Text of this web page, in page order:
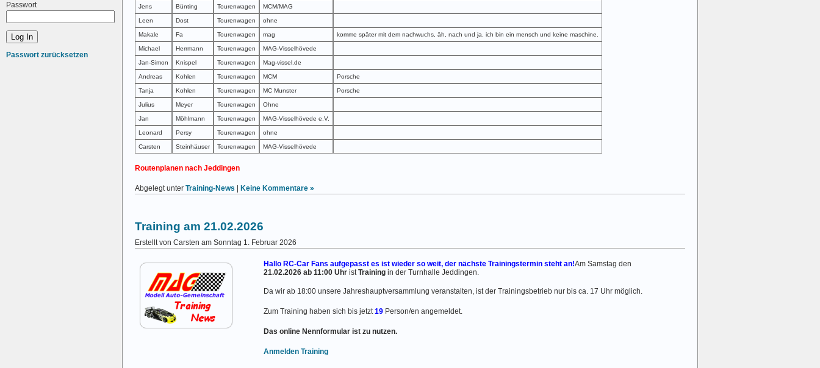
Passwort
Passwort zurücksetzen
Jens Bünting Tourenwagen MCM/MAG
Leen Dost Tourenwagen ohne
Makale Fa Tourenwagen mag komme später mit dem nachwuchs, äh, nach und ja, ich bin ein mensch und keine maschine.
Michael Herrmann Tourenwagen MAG-Visselhövede
Jan-Simon Knispel Tourenwagen Mag-vissel.de
Andreas Kohlen Tourenwagen MCM Porsche
Tanja Kohlen Tourenwagen MC Munster Porsche
Julius Meyer Tourenwagen Ohne
Jan Möhlmann Tourenwagen MAG-Visselhövede e.V.
Leonard Persy Tourenwagen ohne
Carsten Steinhäuser Tourenwagen MAG-Visselhövede
Routenplanen nach Jeddingen
Abgelegt unter Training-News | Keine Kommentare »
Training am 21.02.2026
Erstellt von Carsten am Sonntag 1. Februar 2026
Hallo RC-Car Fans aufgepasst es ist wieder so weit, der nächste Trainingstermin steht an!Am Samstag den
21.02.2026 ab 11:00 Uhr istTraining in der Turnhalle Jeddingen.
Da wir ab 18:00 unsere Jahreshauptversammlung veranstalten, ist der Trainingsbetrieb nur bis ca. 17 Uhr möglich.
Zum Training haben sich bis jetzt19 Person/en angemeldet.
Das online Nennformular ist zu nutzen.
Anmelden Training